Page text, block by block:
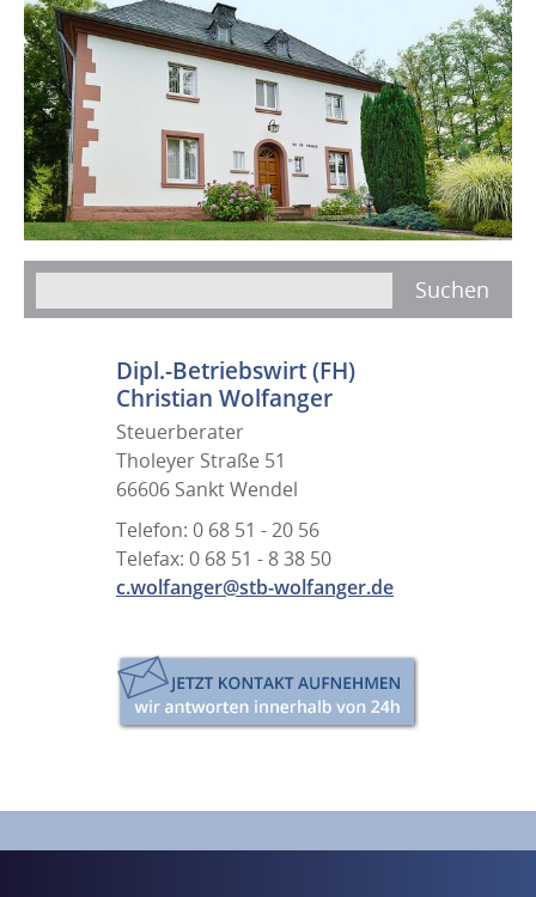
Dipl.-Betriebswirt (FH)
Christian Wolfanger
Steuerberater
Tholeyer Straße 51
66606 Sankt Wendel
Telefon: 0 68 51 - 20 56
Telefax: 0 68 51 - 8 38 50
c.wolfanger@stb-wolfanger.de